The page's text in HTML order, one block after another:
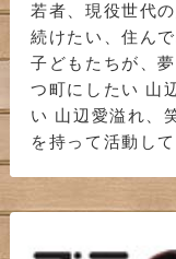
若者、現役世代
続けたい、住ん
子どもたちが、
つ町にしたい 山
い 山辺愛溢れ、
を持って活動して